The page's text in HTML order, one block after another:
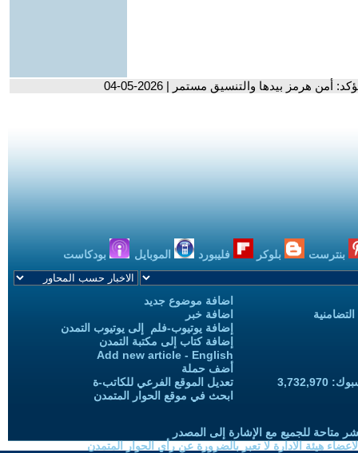
هرمز بيدها والتنسيق مستمر | 2026-05-04
بنترست بلوكر فليبورد الموبايل بودكاست
اضافة موضوع جديد
اضافة خبر
إضافة يوتيوب-فلم إلى يوتيوب التمدن
إضافة كتاب إلى مكتبة التمدن
Add new article - English
أضف حملة
تعديل الموقع الفرعي للكاتب-ة
ابحث في موقع الحوار المتمدن
متاحة للجميع مع الإشارة إلى المصدر
هيئة الادارة لا تعبر بالضرورة عن رأي الحوار المتمدن